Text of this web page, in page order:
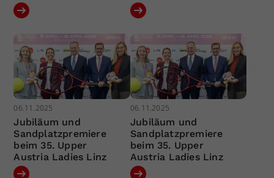
06.11.2025
Jubiläum und
Sandplatzpremiere
beim 35. Upper
Austria Ladies Linz
06.11.2025
Jubiläum und
Sandplatzpremiere
beim 35. Upper
Austria Ladies Linz